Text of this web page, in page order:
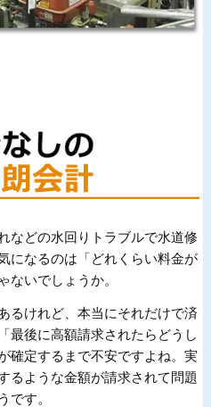
などの水回りトラブルで水道修
になるのは「どれくらい料金が
いでしょうか。
るけれど、本当にそれだけで済
最後に高額請求されたらどうし
確定するまで不安ですよね。実
るような金額が請求されて問題
す。